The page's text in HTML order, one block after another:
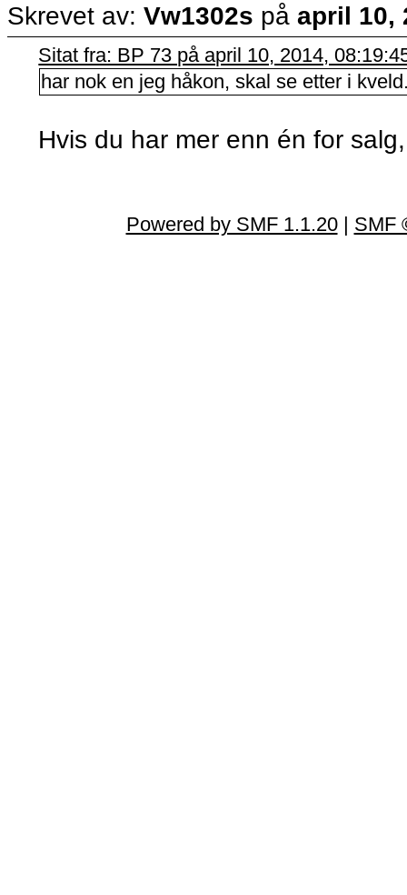
Skrevet av: Vw1302s på april 10,
Sitat fra: BP 73 på april 10, 2014,
har nok en jeg håkon, skal se etter i
Hvis du har mer enn én for
Powered by SMF 1.1.20| SMF